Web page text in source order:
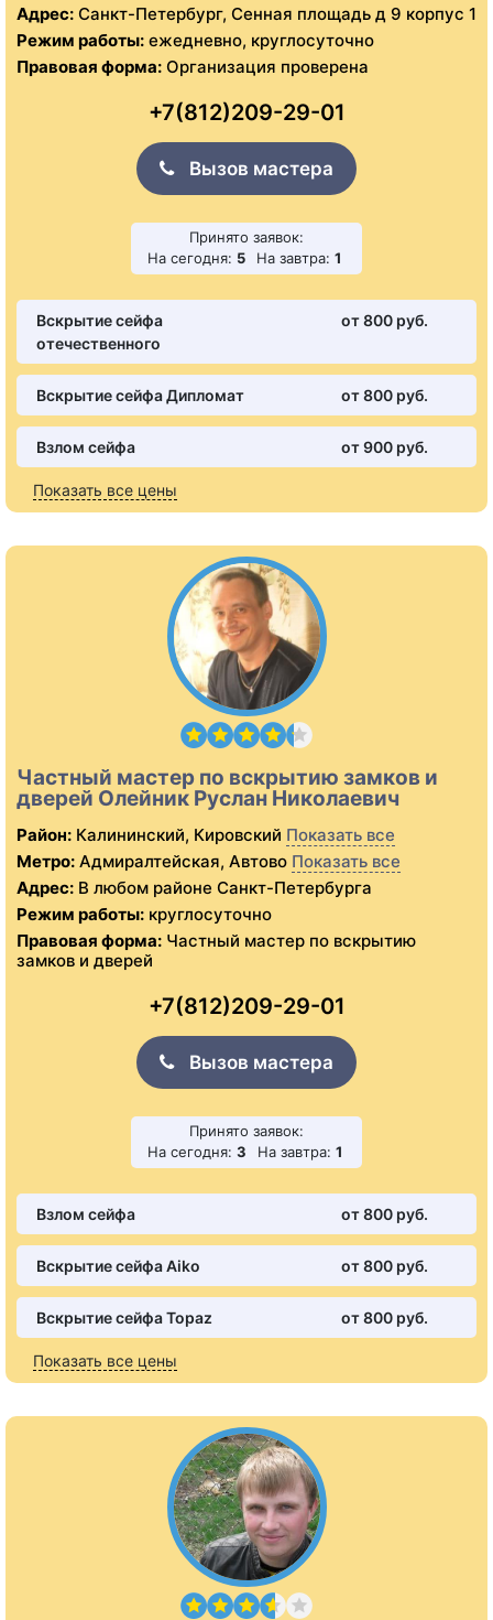
Адрес: Санкт-Петербург, Сенная площадь д 9 корпус 1
Режим работы: ежедневно, круглосуточно
Правовая форма: Организация проверена
+7(812)209-29-01
Вызов мастера
Принято заявок:
На сегодня: 5 На завтра: 1
Вскрытие сейфа
отечественного
от 800 pуб.
Вскрытие сейфа Дипломат от 800 pуб.
Взлом сейфа от 900 pуб.
Показать все цены
Частный мастер по вскрытию замков и
дверей Олейник Руслан Николаевич
Район: Калининский, Кировский Показать все
Метро: Адмиралтейская, Автово Показать все
Адрес: В любом районе Санкт-Петербурга
Режим работы: круглосуточно
Правовая форма: Частный мастер по вскрытию
замков и дверей
+7(812)209-29-01
Вызов мастера
Принято заявок:
На сегодня: 3 На завтра: 1
Взлом сейфа от 800 pуб.
Вскрытие сейфа Aiko от 800 pуб.
Вскрытие сейфа Topaz от 800 pуб.
Показать все цены